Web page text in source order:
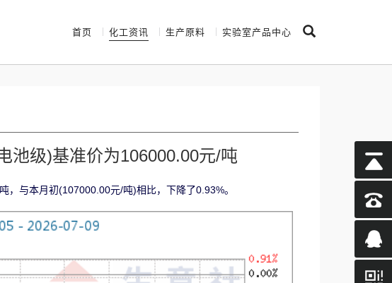
首页 化工资讯 生产原料 实验室产品中心
池级)基准价为106000.00元/吨
与本月初(107000.00元/吨)相比，下降了0.93%。